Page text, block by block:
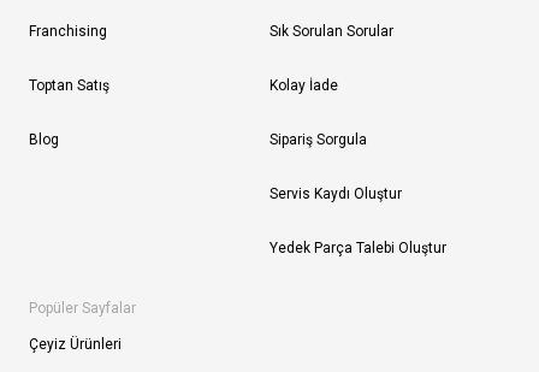
Franchising
Toptan Satış
Blog
Sık Sorulan Sorular
Kolay İade
Sipariş Sorgula
Servis Kaydı Oluştur
Yedek Parça Talebi Oluştur
Popüler Sayfalar
Çeyiz Ürünleri